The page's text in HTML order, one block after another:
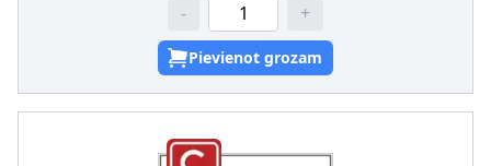
- +
Pievienot grozam